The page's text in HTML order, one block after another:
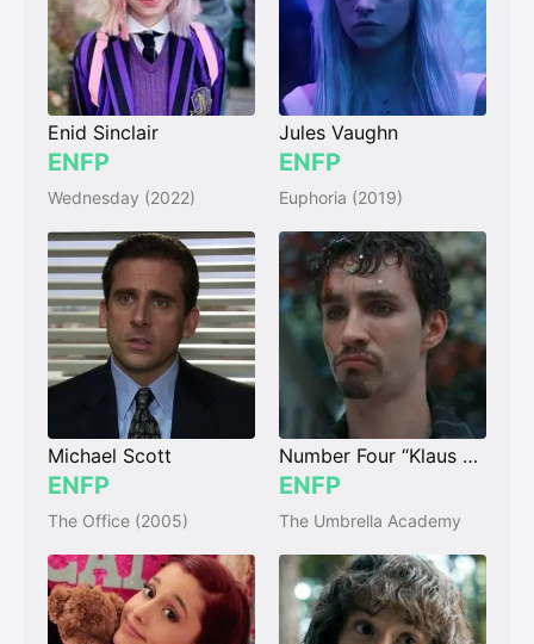
Enid Sinclair
ENFP
Wednesday (2022)
Jules Vaughn
ENFP
Euphoria (2019)
Michael Scott
ENFP
The Office (2005)
Number Four “Klaus Hargreeves”
ENFP
The Umbrella Academy